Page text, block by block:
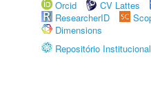
Orcid
CV Lattes
ResearcherID
Dimensions
Repositório